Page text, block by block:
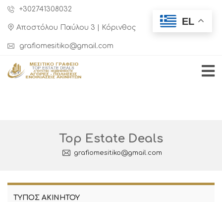
+302741308032
Αποστόλου Παύλου 3 | Κόρινθος
grafiomesitiko@gmail.com
Top Estate Deals
grafiomesitiko@gmail.com
ΤΎΠΟΣ ΑΚΙΝΉΤΟΥ
EL